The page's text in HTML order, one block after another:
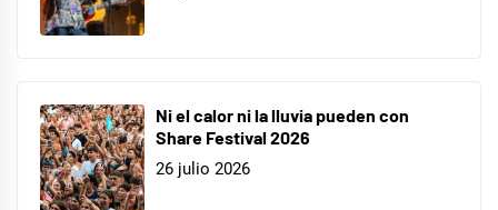
Ni el calor ni la lluvia pueden con
Share Festival 2026
26 julio 2026